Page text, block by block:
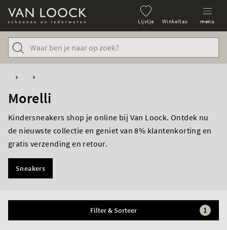
Lijstje Winkeltas menu
Morelli
Kindersneakers shop je online bij Van Loock. Ontdek nu
de nieuwste collectie en geniet van 8% klantenkorting en
gratis verzending en retour.
Sneakers
Filter & Sorteer 1